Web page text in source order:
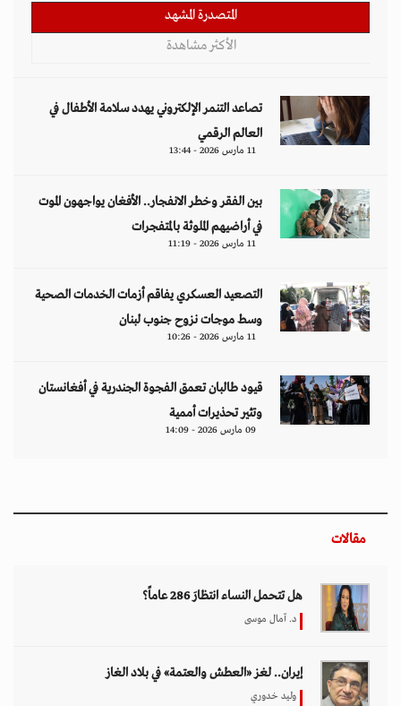
المتصدرة المشهد
الأكثر مشاهدة
تصاعد التنمر الإلكتروني يهدد سلامة الأطفال في
العالم الرقمي
11 مارس 2026 - 13:44
بين الفقر وخطر الانفجار.. الأفغان يواجهون الموت
في أراضيهم الملوثة بالمتفجرات
11 مارس 2026 - 11:19
التصعيد العسكري يفاقم أزمات الخدمات الصحية
وسط موجات نزوح جنوب لبنان
11 مارس 2026 - 10:26
قيود طالبان تعمق الفجوة الجندرية في أفغانستان
وتثير تحذيرات أممية
09 مارس 2026 - 14:09
مقالات
هل تتحمل النساء انتظارَ 286 عاماً؟
د. آمال موسى
إيران.. لغز «العطش والعتمة» في بلاد الغاز
وليد خدوري